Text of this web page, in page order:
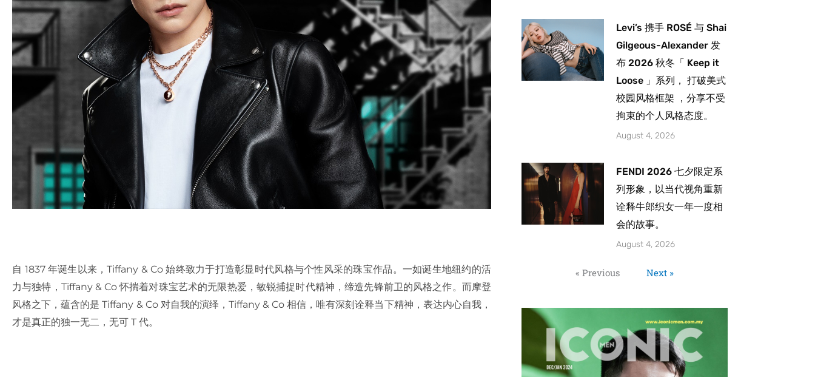
自 1837 年诞生以来，Tiffany & Co 始终致力于打造彰显时代风格与个性风采的珠宝作品。一如诞生地纽约的活
力与独特，Tiffany & Co 怀揣着对珠宝艺术的无限热爱，敏锐捕捉时代精神，缔造先锋前卫的风格之作。而摩登
风格之下，蕴含的是 Tiffany & Co 对自我的演绎，Tiffany & Co 相信，唯有深刻诠释当下精神，表达内心自我，
才是真正的独一无二，无可 T 代。
Levi’s 携手 ROSÉ 与 Shai
Gilgeous-Alexander 发
布 2026 秋冬「 Keep it
Loose 」系列， 打破美式
校园风格框架 ，分享不受
拘束的个人风格态度。
August 4, 2026
FENDI 2026 七夕限定系
列形象，以当代视角重新
诠释牛郎织女一年一度相
会的故事。
August 4, 2026
« Previous Next »